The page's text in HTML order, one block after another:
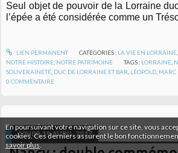
En poursuivant votre navigation sur ce site, vous
cookies. Ces derniers assurent le bon
savoir plus.
Seul objet de pouvoir de la Lorraine
l’épée a été considérée comme un
LIEN PERMANENT CATÉGORIES : LA VIE EN LORRAINE,
NOTRE HISTOIRE NOTRE PATRIMOINE TAGS : LORRAINE
SOUVERAINETÉ DUC DE LORRAINE ET BAR LÉOPOLD MARC
0 COMMENTAIRE
00H00 19 AVRIL 2017